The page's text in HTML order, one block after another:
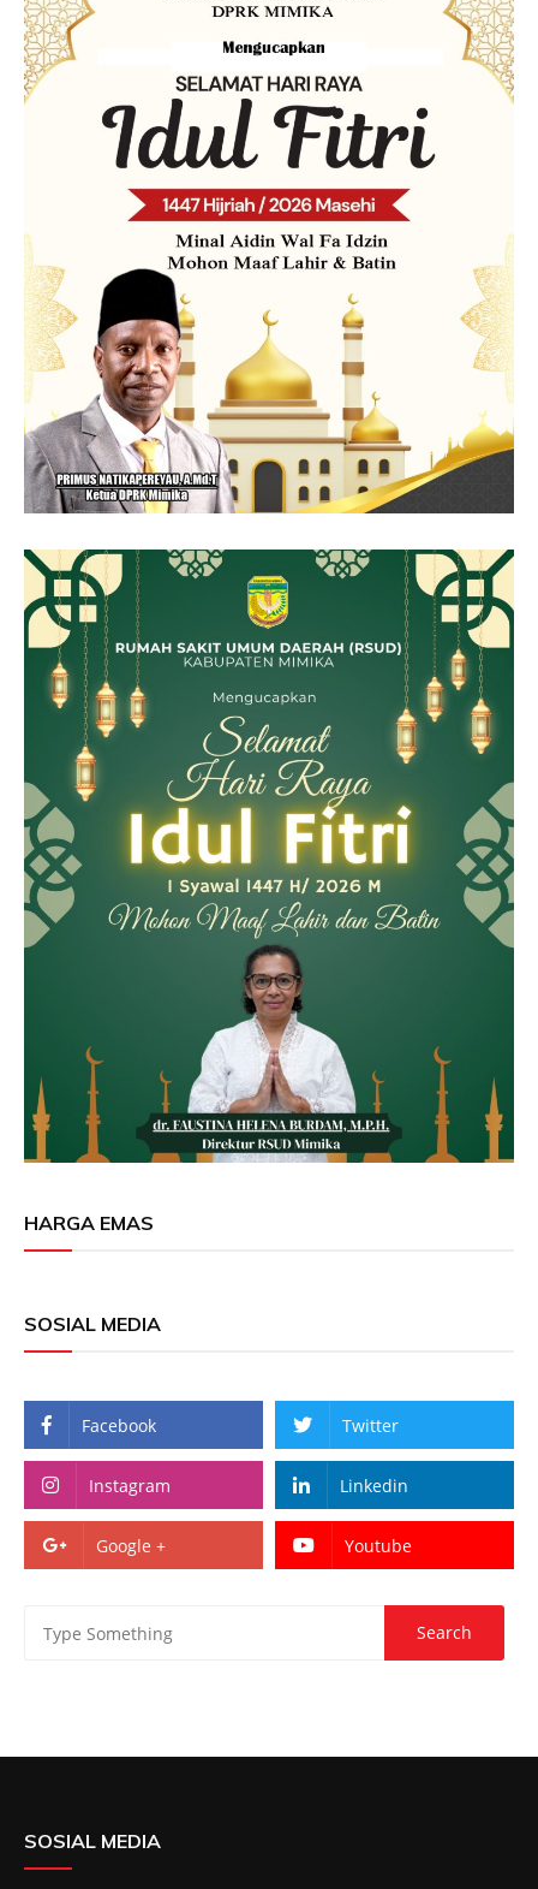
HARGA EMAS
SOSIAL MEDIA
Facebook Twitter
Instagram Linkedin
Google + Youtube
SOSIAL MEDIA